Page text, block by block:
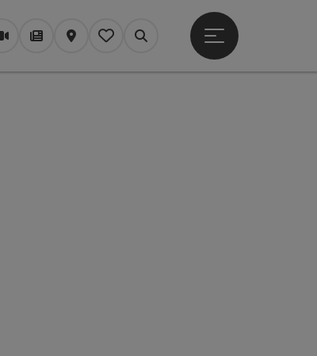
Webové kamery
Časopis/Blog
MapaZapamatované
Vyhledávání
Otevřít hlavní